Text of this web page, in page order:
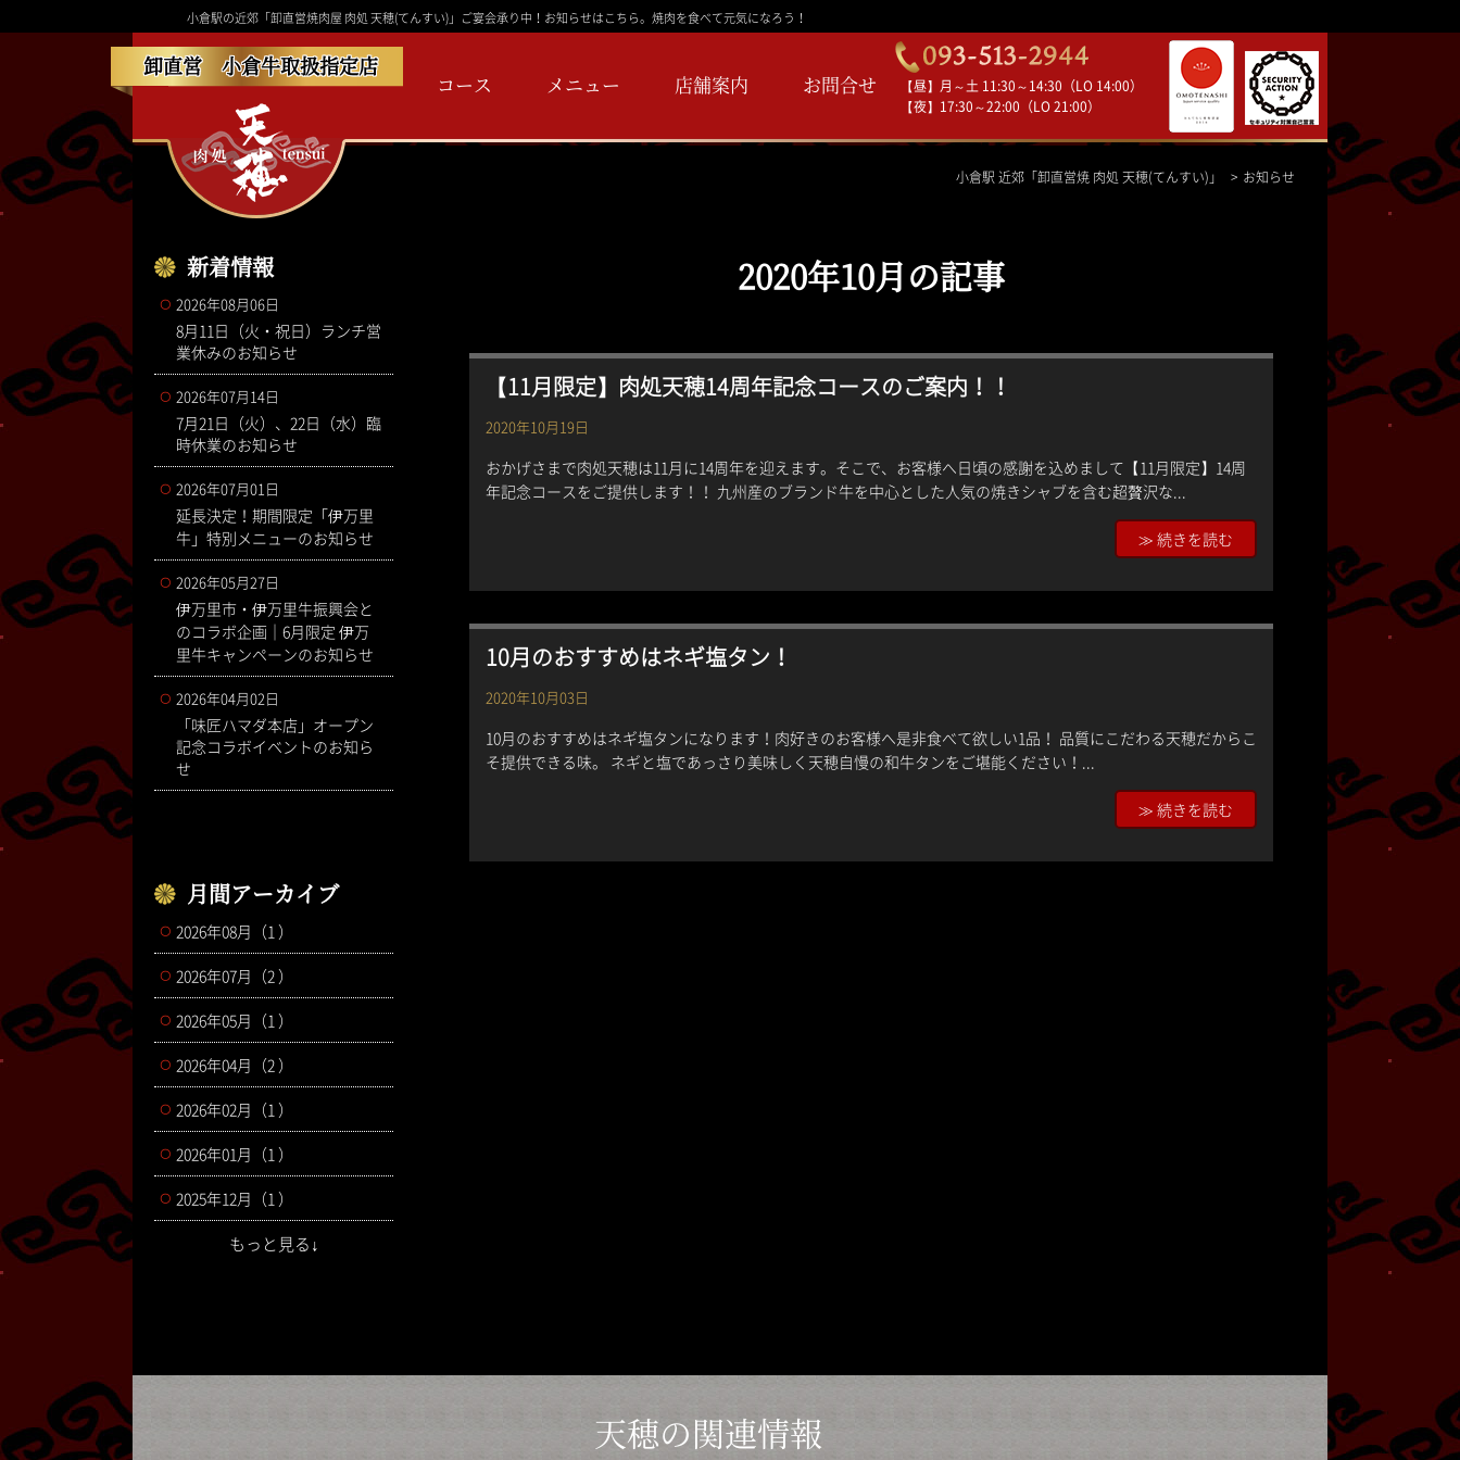
小倉駅の近郊「卸直営焼肉屋 肉処 天穂(てんすい)」ご宴会承り中！お知らせはこちら。焼肉を食べて元気になろう！
卸直営 小倉牛取扱指定店
コース メニュー 店舗案内 お問合せ
【昼】月～土 11:30～14:30（LO 14:00）
【夜】17:30～22:00（LO 21:00）
小倉駅 近郊「卸直営焼 肉処 天穂(てんすい)」 お知らせ
2020年10月の記事
【11月限定】肉処天穂14周年記念コースのご案内！！
2020年10月19日
おかげさまで肉処天穂は11月に14周年を迎えます。そこで、お客様へ日頃の感謝を込めまして【11月限定】14周
年記念コースをご提供します！！ 九州産のブランド牛を中心とした人気の焼きシャブを含む超贅沢な...
≫ 続きを読む
10月のおすすめはネギ塩タン！
2020年10月03日
10月のおすすめはネギ塩タンになります！肉好きのお客様へ是非食べて欲しい1品！ 品質にこだわる天穂だからこ
そ提供できる味。 ネギと塩であっさり美味しく天穂自慢の和牛タンをご堪能ください！...
≫ 続きを読む
新着情報
2026年08月06日
8月11日（火・祝日）ランチ営
業休みのお知らせ
2026年07月14日
7月21日（火）、22日（水）臨
時休業のお知らせ
2026年07月01日
延長決定！期間限定「伊万里
牛」特別メニューのお知らせ
2026年05月27日
伊万里市・伊万里牛振興会と
のコラボ企画｜6月限定 伊万
里牛キャンペーンのお知らせ
2026年04月02日
「味匠ハマダ本店」オープン
記念コラボイベントのお知ら
せ
月間アーカイブ
2026年08月（1 ）
2026年07月（2 ）
2026年05月（1 ）
2026年04月（2 ）
2026年02月（1 ）
2026年01月（1 ）
2025年12月（1 ）
もっと見る↓
天穂の関連情報